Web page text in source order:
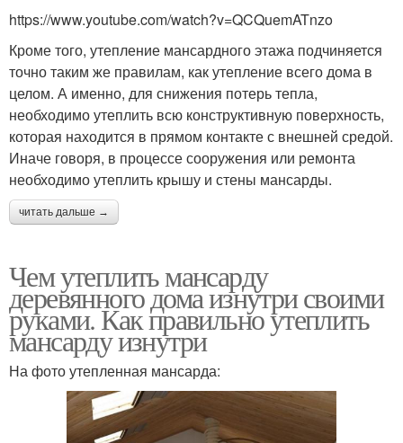
https://www.youtube.com/watch?v=QCQuemATnzo
Кроме того, утепление мансардного этажа подчиняется
точно таким же правилам, как утепление всего дома в
целом. А именно, для снижения потерь тепла,
необходимо утеплить всю конструктивную поверхность,
которая находится в прямом контакте с внешней средой.
Иначе говоря, в процессе сооружения или ремонта
необходимо утеплить крышу и стены мансарды.
читать дальше →
Чем утеплить мансарду
деревянного дома изнутри своими
руками. Как правильно утеплить
мансарду изнутри
На фото утепленная мансарда: